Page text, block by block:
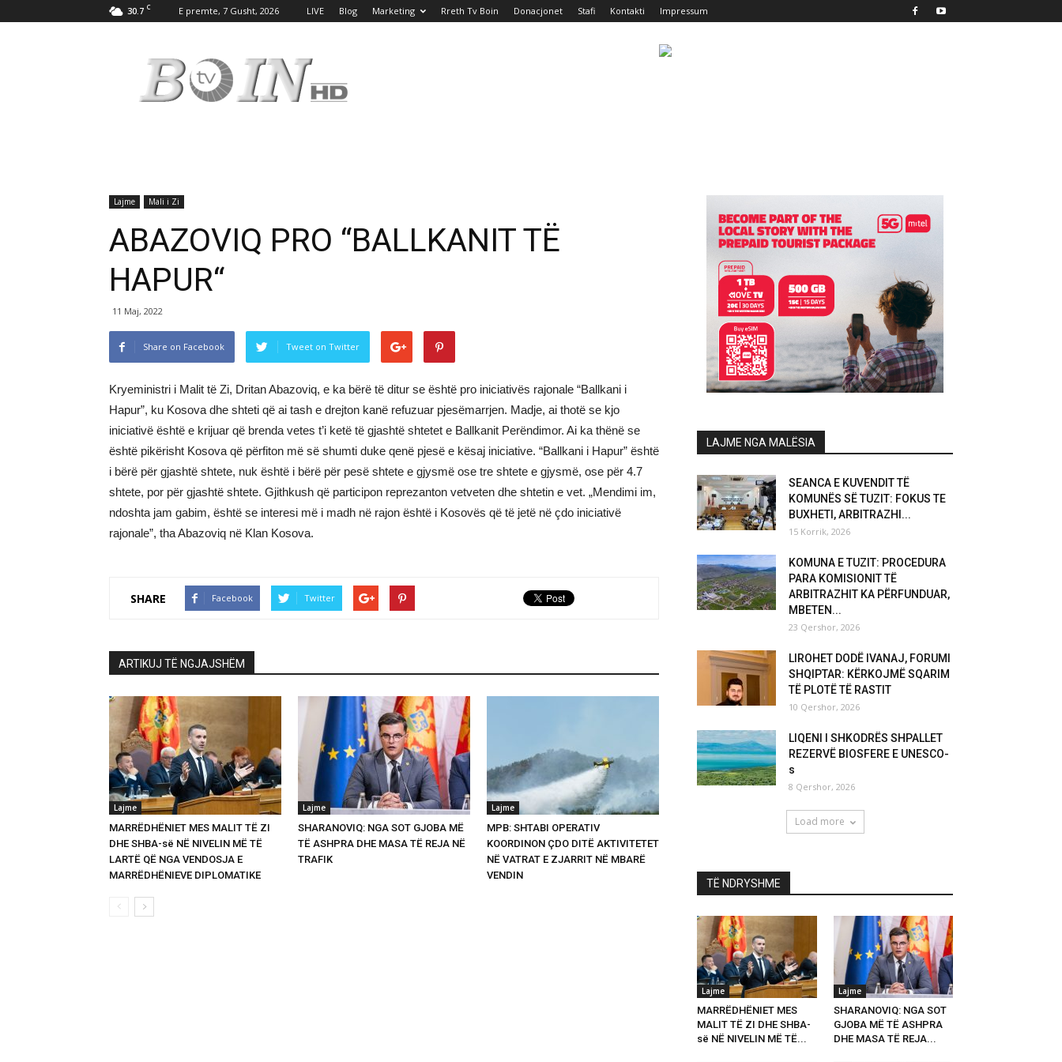
30.7 C E premte, 7 Gusht, 2026 LIVE Blog Marketing Rreth Tv Boin Donacjonet Stafi Kontakti Impressum
Boin
Lajme Mali i Zi
ABAZOVIQ PRO “BALLKANIT TË
HAPUR“
11 Maj, 2022
Share on Facebook Tweet on Twitter
Kryeministri i Malit të Zi, Dritan Abazoviq, e ka bërë të ditur se është pro iniciativës rajonale “Ballkani i
Hapur”, ku Kosova dhe shteti që ai tash e drejton kanë refuzuar pjesëmarrjen. Madje, ai thotë se kjo
iniciativë është e krijuar që brenda vetes t’i ketë të gjashtë shtetet e Ballkanit Perëndimor. Ai ka thënë se
është pikërisht Kosova që përfiton më së shumti duke qenë pjesë e kësaj iniciative. “Ballkani i Hapur” është
i bërë për gjashtë shtete, nuk është i bërë për pesë shtete e gjysmë ose tre shtete e gjysmë, ose për 4.7
shtete, por për gjashtë shtete. Gjithkush që participon reprezanton vetveten dhe shtetin e vet. „Mendimi im,
ndoshta jam gabim, është se interesi më i madh në rajon është i Kosovës që të jetë në çdo iniciativë
rajonale”, tha Abazoviq në Klan Kosova.
SHARE Facebook Twitter
ARTIKUJ TË NGJAJSHËM
Lajme
MARRËDHËNIET MES MALIT TË ZI
DHE SHBA-së NË NIVELIN MË TË
LARTË QË NGA VENDOSJA E
MARRËDHËNIEVE DIPLOMATIKE
Lajme
SHARANOVIQ: NGA SOT GJOBA MË
TË ASHPRA DHE MASA TË REJA NË
TRAFIK
Lajme
MPB: SHTABI OPERATIV
KOORDINON ÇDO DITË AKTIVITETET
NË VATRAT E ZJARRIT NË MBARË
VENDIN
LAJME NGA MALËSIA
SEANCA E KUVENDIT TË
KOMUNËS SË TUZIT: FOKUS TE
BUXHETI, ARBITRAZHI...
15 Korrik, 2026
KOMUNA E TUZIT: PROCEDURA
PARA KOMISIONIT TË
ARBITRAZHIT KA PËRFUNDUAR,
MBETEN...
23 Qershor, 2026
LIROHET DODË IVANAJ, FORUMI
SHQIPTAR: KËRKOJMË SQARIM
TË PLOTË TË RASTIT
10 Qershor, 2026
LIQENI I SHKODRËS SHPALLET
REZERVË BIOSFERE E UNESCO-
s
8 Qershor, 2026
Load more
TË NDRYSHME
Lajme
MARRËDHËNIET MES
MALIT TË ZI DHE SHBA-
së NË NIVELIN MË TË...
Lajme
SHARANOVIQ: NGA SOT
GJOBA MË TË ASHPRA
DHE MASA TË REJA...